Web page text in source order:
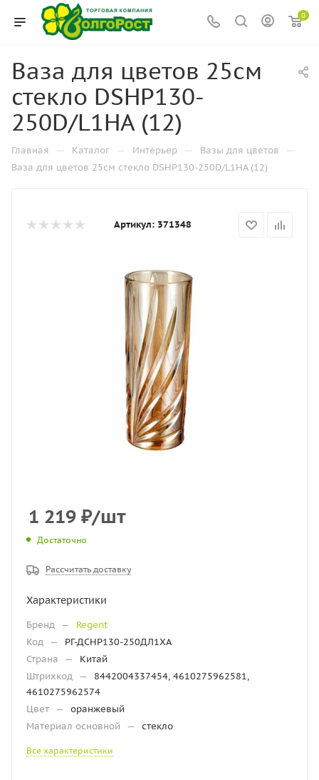
0
Ваза для цветов 25см
стекло DSHP130-
250D/L1HA (12)
Главная — Каталог — Интерьер — Вазы для цветов —
Ваза для цветов 25см стекло DSHP130-250D/L1HA (12)
Артикул: 371348
1 219 ₽/шт
Достаточно
Рассчитать доставку
Характеристики
Бренд —
Regent
Код —
РГ-ДСНР130-250ДЛ1ХА
Страна
—
Китай
Штрихкод —
8442004337454, 4610275962581,
4610275962574
Цвет —
оранжевый
Материал основной
— стекло
Все характеристики